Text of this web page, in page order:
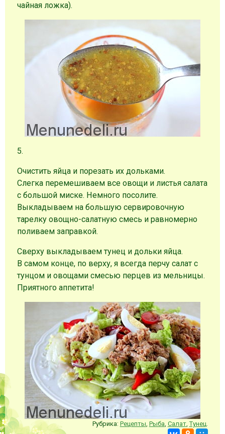
чайная ложка).
5.
Очистить яйца и порезать их дольками.
Слегка перемешиваем все овощи и листья салата
с большой миске. Немного посолите.
Выкладываем на большую сервировочную
тарелку овощно-салатную смесь и равномерно
поливаем заправкой.
Сверху выкладываем тунец и дольки яйца.
В самом конце, по верху, я всегда перчу салат с
тунцом и овощами смесью перцев из мельницы.
Приятного аппетита!
Рубрика: Рецепты, Рыба, Салат,Тунец.